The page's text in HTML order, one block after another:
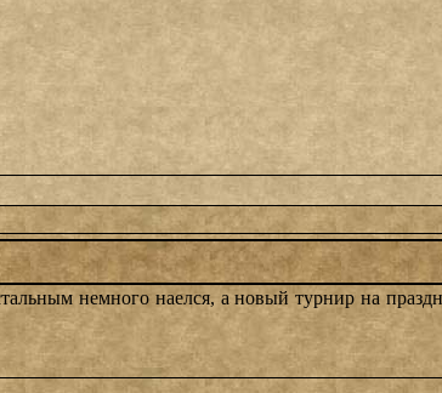
немного наелся, а новый турнир на